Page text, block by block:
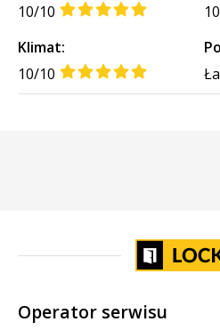
10/10
Klimat:
10/10
Operator serwisu